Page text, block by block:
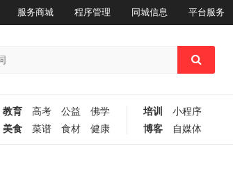
服务商城 程序管理 同城信息 平台服务
教育 高考 公益
佛学
美食
菜谱 食材 健康
培训
小程序
博客
自媒体